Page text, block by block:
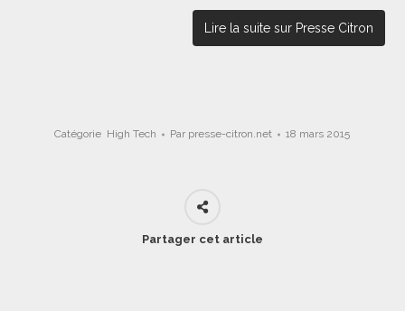
Lire la suite sur Presse Citron
Catégorie High Tech Par presse-citron.net 18 mars 2015
Partager cet article